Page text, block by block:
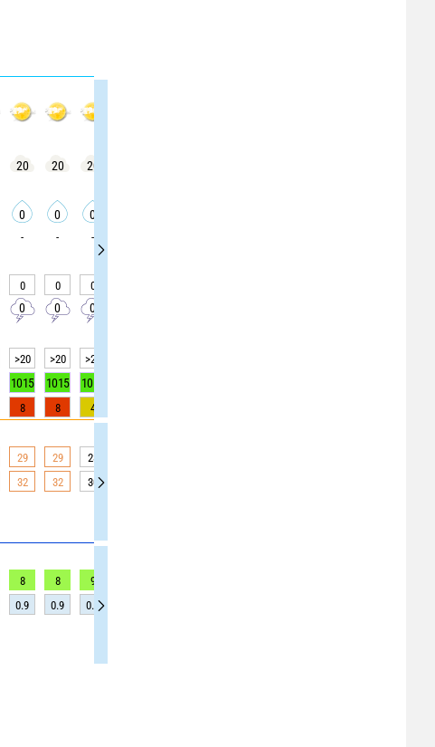
20 20 20
0 0 0
- - -
0 0 0
0 0 0
>20 >20 >20
1015 1015 1015
8 8 4
29 29 28
32 32 30
8 8 9
0.9 0.9 0.9